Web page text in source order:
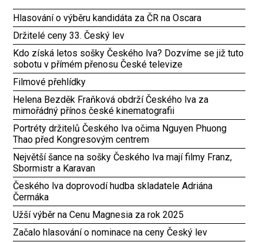
Hlasování o výběru kandidáta za ČR na Oscara
Držitelé ceny 33. Český lev
Kdo získá letos sošky Českého lva? Dozvíme se již tuto
sobotu v přímém přenosu České televize
Filmové přehlídky
Helena Bezděk Fraňková obdrží Českého lva za
mimořádný přínos české kinematografii
Portréty držitelů Českého lva očima Nguyen Phuong
Thao před Kongresovým centrem
Největší šance na sošky Českého lva mají filmy Franz,
Sbormistr a Karavan
Českého lva doprovodí hudba skladatele Adriána
Čermáka
Užší výběr na Cenu Magnesia za rok 2025
Začalo hlasování o nominace na ceny Český lev